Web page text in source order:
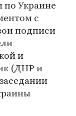
по Украине
с
подписи
и
(ДНР и